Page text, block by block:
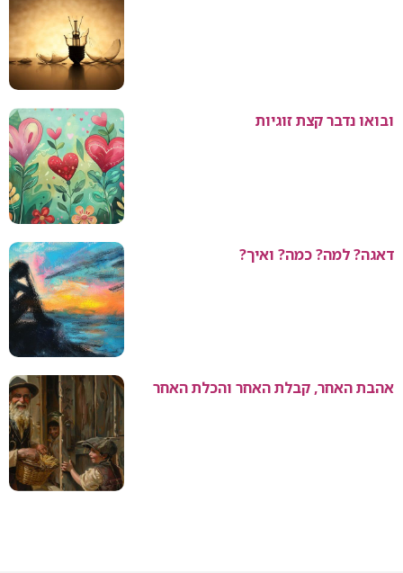
ובואו נדבר קצת זוגיות
דאגה? למה? כמה? ואיך?
אהבת האחר, קבלת האחר והכלת האחר